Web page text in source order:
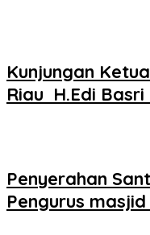
Kunjungan
Riau H.Edi Basri
Penyerahan
Pengurus